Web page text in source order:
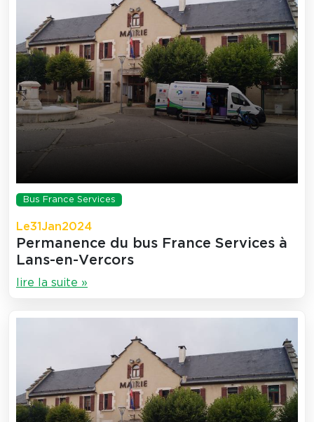
Bus France Services
Le31Jan2024
Permanence du bus France Services à
Lans-en-Vercors
lire la suite »